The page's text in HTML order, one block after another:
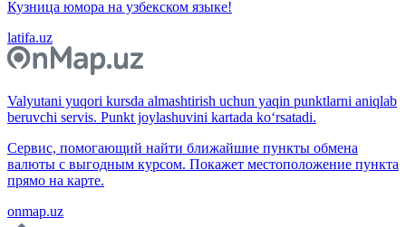
Кузница юмора на узбекском языке!
latifa.uz
Valyutani yuqori kursda almashtirish uchun yaqin punktlarni aniqlab
beruvchi servis. Punkt joylashuvini kartada ko‘rsatadi.
Сервис, помогающий найти ближайшие пункты обмена
валюты с выгодным курсом. Покажет местоположение пункта
прямо на карте.
onmap.uz